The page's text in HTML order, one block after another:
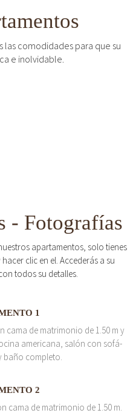
las comodidades para que su
e inolvidable.
- Fotografías
apartamentos, solo tienes
clic en el. Accederás a su
todos su detalles.
1
de matrimonio de 1.50 m y
americana, salón con sofá-
baño completo.
2
cama de matrimonio de 1.50 m.